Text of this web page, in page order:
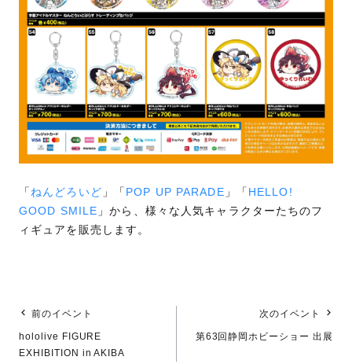
「 ねんどろいど 」「 POP UP PARADE 」「 HELLO!
GOOD SMILE 」から、様々な人気キャラクターたちのフ
ィギュアを販売します。
前のイベント
hololive FIGURE
EXHIBITION in AKIBA
次のイベント
第63回静岡ホビーショー 出展